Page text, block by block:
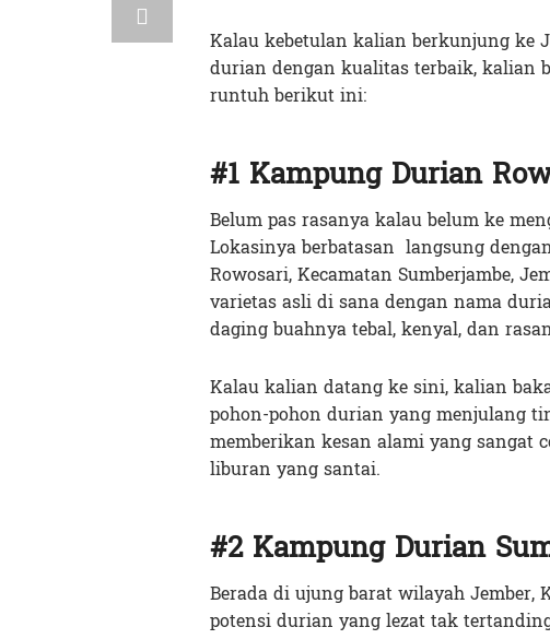
Kalau kebetulan kalian berkunjung ke
durian dengan kualitas terbaik, kalian
runtuh berikut ini:
#1 Kampung Durian
Belum pas rasanya kalau belum ke
Lokasinya berbatasan langsung
Rowosari, Kecamatan Sumberjambe,
varietas asli di sana dengan nama
daging buahnya tebal, kenyal, dan
Kalau kalian datang ke sini, kalian
pohon-pohon durian yang menjulang
memberikan kesan alami yang sangat
liburan yang santai.
#2 Kampung Durian
Berada di ujung barat wilayah
potensi durian yang lezat tak